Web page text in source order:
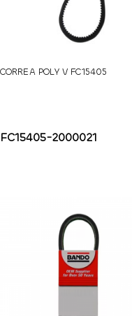
CORREA POLY V FC15405
FC15405-2000021